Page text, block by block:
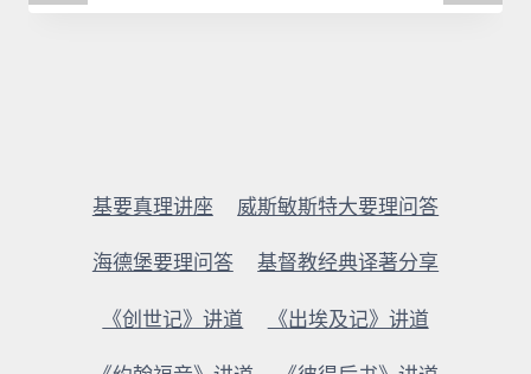
基要真理讲座 威斯敏斯特大要理问答
海德堡要理问答 基督教经典译著分享
《创世记》讲道 《出埃及记》讲道